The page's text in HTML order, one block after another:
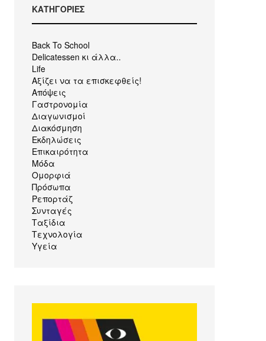
KΑΤΗΓΟΡΙΕΣ
Back To School
Delicatessen κι άλλα..
Life
Αξίζει να τα επισκεφθείς!
Απόψεις
Γαστρονομία
Διαγωνισμοί
Διακόσμηση
Εκδηλώσεις
Επικαιρότητα
Μόδα
Ομορφιά
Πρόσωπα
Ρεπορτάζ
Συνταγές
Ταξίδια
Τεχνολογία
Υγεία